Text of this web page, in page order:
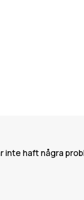
haft några